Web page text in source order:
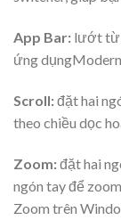
App Bar: lướt từ
ứng
Scroll:đặt hai
theo chiều dọc
Zoom:đặt hai
ngón tay để
Zoom trên